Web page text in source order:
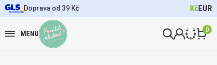
Doprava od 39 Kč KčEUR
MENU 0